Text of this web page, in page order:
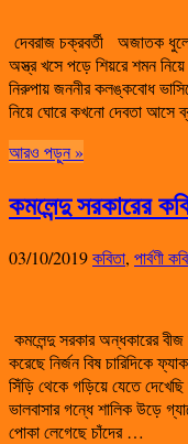
দেবরাজ চক্রবর্তী অজাতক ধুলো
অস্ত্র খসে পড়ে শিয়রে শমন
নিরুপায় জননীর কলঙ্কবোধ
নিয়ে ঘোরে কখনো দেবতা আসে
আরও পড়ুন »
কমলেন্দু সরকারের
03/10/2019কবিতা, পার্বণী
কমলেন্দু সরকার অন্ধকারের
করেছে নির্জন বিষ চারিদিকে
সিঁড়ি থেকে গড়িয়ে যেতে
ভালবাসার গন্ধে শালিক উড়ে
পোকা লেগেছে চাঁদের …